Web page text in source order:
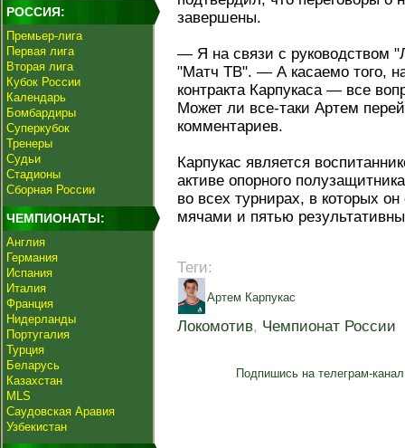
РОССИЯ:
Премьер-лига
Первая лига
Вторая лига
Кубок России
Календарь
Бомбардиры
Суперкубок
Тренеры
Судьи
Стадионы
Сборная России
ЧЕМПИОНАТЫ:
Англия
Германия
Испания
Италия
Франция
Нидерланды
Португалия
Турция
Беларусь
Казахстан
MLS
Саудовская Аравия
Узбекистан
завершены.
— Я на связи с руководством
"Матч ТВ". — А касаемо того,
контракта Карпукаса — все
Может ли все-таки Артем
комментариев.
Карпукас является
активе опорного
во всех турнирах, в которых
мячами и пятью
Теги:
Артем Карпукас
Локомотив, Чемпионат России
Подпишись на телеграм-